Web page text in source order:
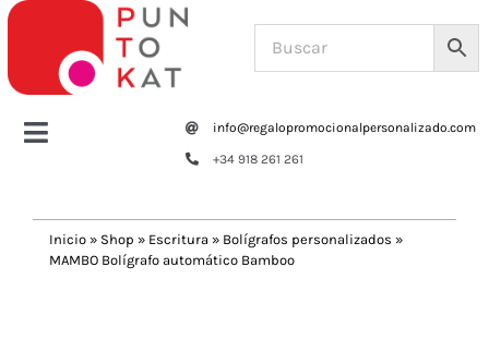
Saltar
contenido
Toggle
Tazas y botellas
info@regalopromocionalpersonalizado.com
+34 918 261 261
Inicio » Shop » Escritura » Bolígrafos personalizados »
MAMBO Bolígrafo automático Bamboo